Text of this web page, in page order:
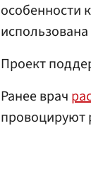
особенности
Проект
Ранее врач
провоцируют